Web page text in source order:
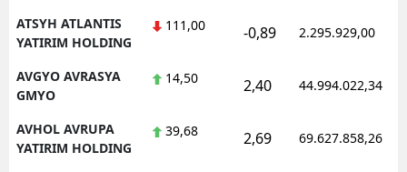
ATSYH ATLANTIS
YATIRIM HOLDING
111,00 -0,89 2.295.929,00
AVGYO AVRASYA
GMYO
14,50 2,40 44.994.022,34
AVHOL AVRUPA
YATIRIM HOLDING
39,68 2,69 69.627.858,26